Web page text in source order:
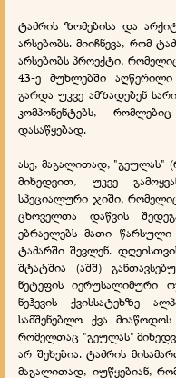
ტაძრის ზომებისა და
არსებობს. მიიჩნევა, რომ
არსებობს პროექტი,
43-ე მუხლებში
გარდა უკვე ამზადებენ
კომპონენტებს,
დასაწყებად.
ასე, მაგალითად, "გეულას"
მიხედვით, უკვე
სპეციალური ჯიში,
ცხოველთა დაწვის
ებრაელებს მათი წარსული
ტაძარში შევლენ.
შტატშია (აშშ)
ნეტეფის იერუსალიმური
ნეჰევის ქვისსატეხზე
სამშენებლო ქვა
რომელთაც "გეულას"
არ შეხებია. ტაძრის
მაგალითად, იუწყებიან,